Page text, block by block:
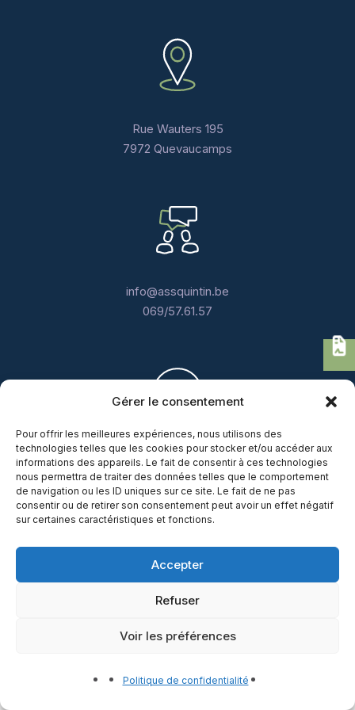
Gérer le consentement
Pour offrir les meilleures expériences, nous utilisons des
technologies telles que les cookies pour stocker et/ou accéder aux
informations des appareils. Le fait de consentir à ces technologies
nous permettra de traiter des données telles que le comportement
de navigation ou les ID uniques sur ce site. Le fait de ne pas
consentir ou de retirer son consentement peut avoir un effet négatif
sur certaines caractéristiques et fonctions.
Accepter
Refuser
Voir les préférences
Politique de confidentialité
Rue Wauters 195
7972 Quevaucamps
info@assquintin.be
069/57.61.57
Lundi - Jeudi : 9h - 12h30 / 13h30 - 18h
Vendredi : 9h - 12h30 / Après-midi sur
rendez-vous
Samedi : Sur rendez-vous uniquement
Quintin Assurances © 2025. Tous droits réservés.
compagnies